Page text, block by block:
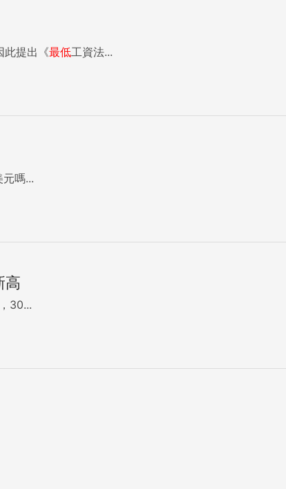
此提出《最低工資法...
嗎...
高
30...